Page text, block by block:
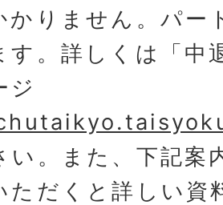
かりません。パー
す。詳しくは「中
ジ
い。また、下記案
ただくと詳しい資